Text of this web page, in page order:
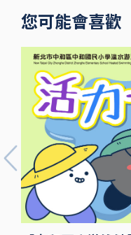
您可能會喜歡